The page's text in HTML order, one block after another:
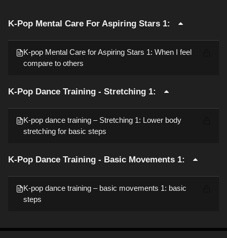
K-Pop Mental Care For Aspiring Stars 1:
K-pop Mental Care for Aspiring Stars 1: When I feel
compare to others
K-Pop Dance Training - Stretching 1:
K-pop dance training – Stretching 1: Lower body
stretching for basic steps
K-Pop Dance Training - Basic Movements 1:
K-pop dance training – basic movements 1: basic
steps